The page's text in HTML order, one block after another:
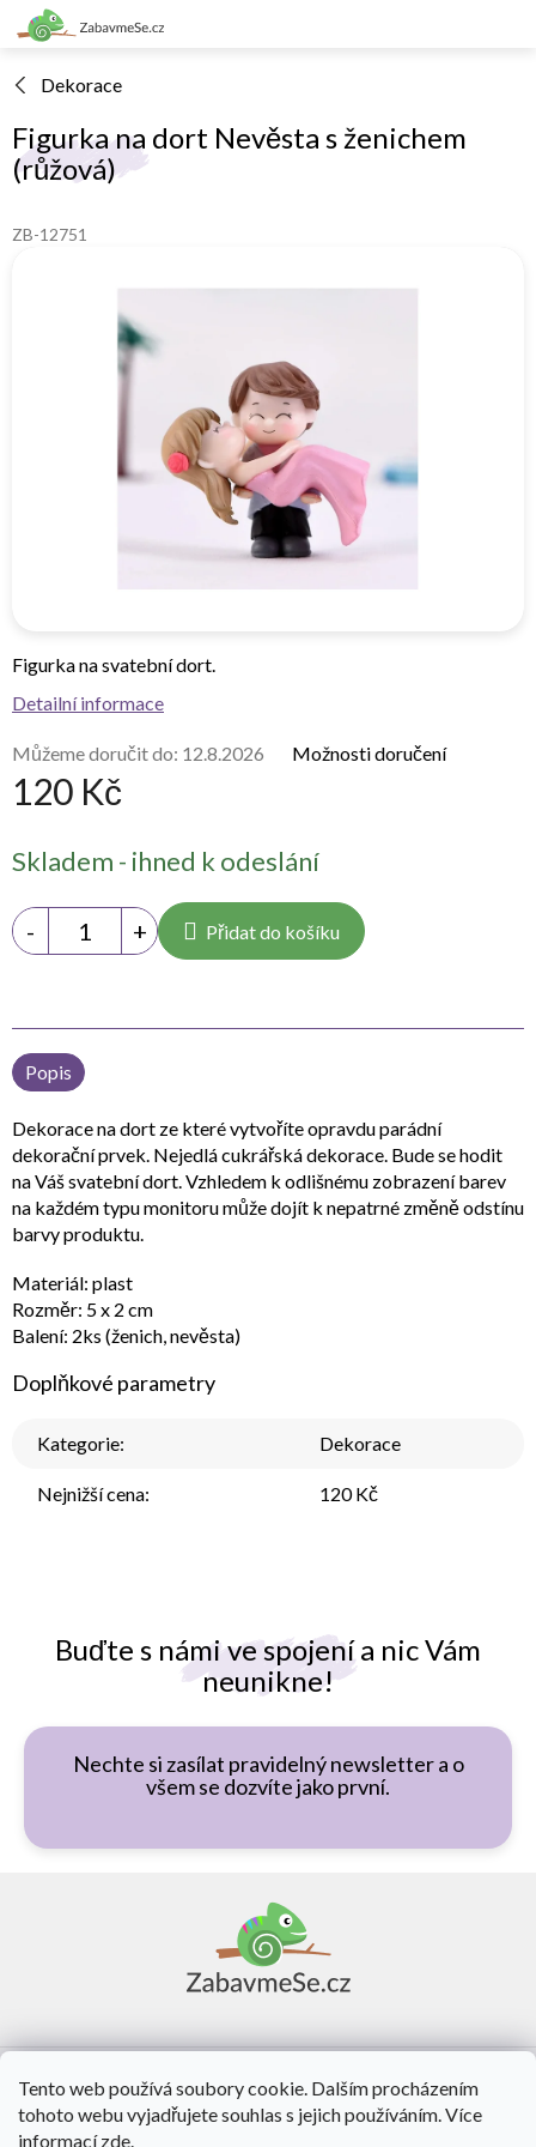
Tento web používá soubory cookie. Dalším procházením
tohoto webu vyjadřujete souhlas s jejich používáním. Více
informacízde.
Přejít
na
Dekorace
Figurka na dort Nevěsta s ženichem
(růžová)
ZB-12751
120 Kč
cena:
Skladem - ihned k odeslání
Můžeme doručit do: 12.8.2026 Možnosti doručení
Přidat do košíku
Figurka na svatební dort.
Detailní informace
Buďte s námi ve spojení a nic Vám
neunikne!
Nechte si zasílat pravidelný newsletter a o
všem se dozvíte jako první.
Popis
Dekorace na dort ze které vytvoříte opravdu parádní
dekorační prvek. Nejedlá cukrářská dekorace. Bude se hodit
na Váš svatební dort. Vzhledem k odlišnému zobrazení barev
na každém typu monitoru může dojít k nepatrné změně odstínu
barvy produktu.
Materiál: plast
Rozměr: 5 x 2 cm
Balení: 2ks (ženich, nevěsta)
Doplňkové parametry
Kategorie: Dekorace
Nejnižší cena: 120 Kč
O nás